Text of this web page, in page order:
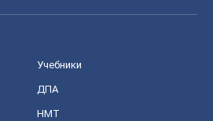
Учебники
ДПА
НМТ